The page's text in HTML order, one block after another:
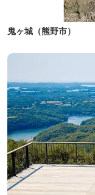
鬼ヶ城（熊野市）